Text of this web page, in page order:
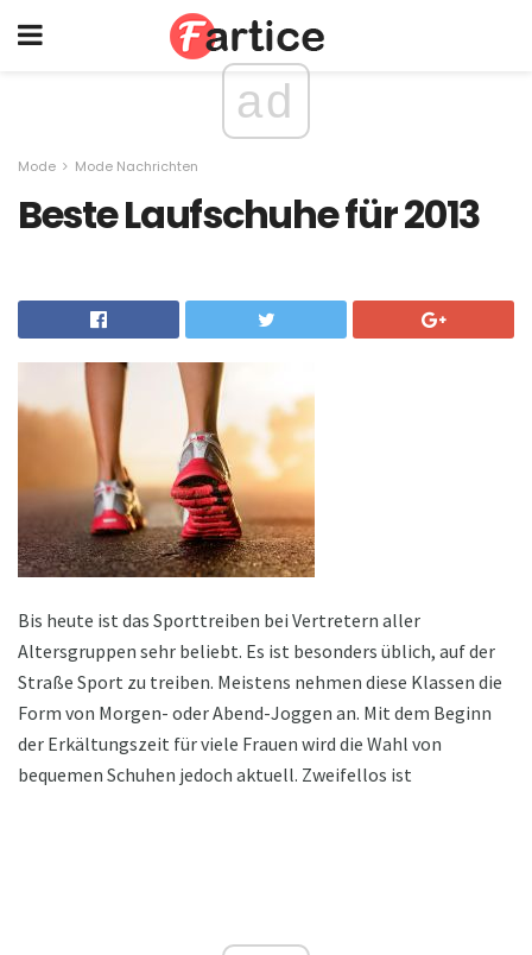
ad
Mode Mode Nachrichten
Beste Laufschuhe für 2013
Bis heute ist das Sporttreiben bei Vertretern aller
Altersgruppen sehr beliebt. Es ist besonders üblich, auf der
Straße Sport zu treiben. Meistens nehmen diese Klassen die
Form von Morgen- oder Abend-Joggen an. Mit dem Beginn
der Erkältungszeit für viele Frauen wird die Wahl von
bequemen Schuhen jedoch aktuell. Zweifellos ist